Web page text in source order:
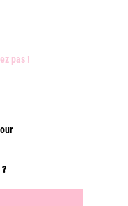
pas !